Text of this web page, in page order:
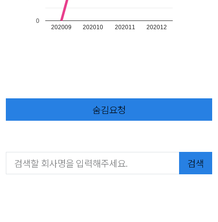
202009 202010 202011 202012
0
숨김요청
검색